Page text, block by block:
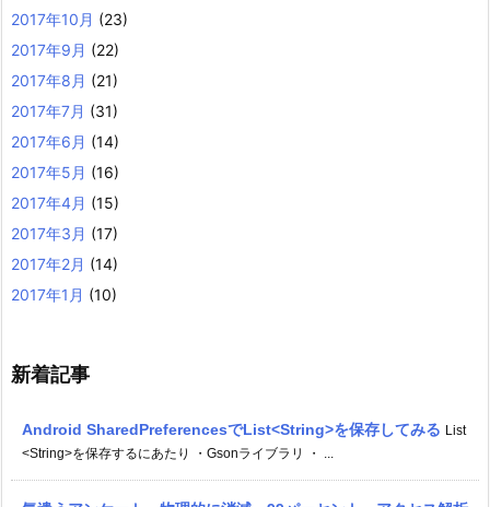
2017年10月 (23)
2017年9月 (22)
2017年8月 (21)
2017年7月 (31)
2017年6月 (14)
2017年5月 (16)
2017年4月 (15)
2017年3月 (17)
2017年2月 (14)
2017年1月 (10)
新着記事
Android SharedPreferencesでList<String>を保存してみる List
<String>を保存するにあたり ・Gsonライブラリ ・ ...